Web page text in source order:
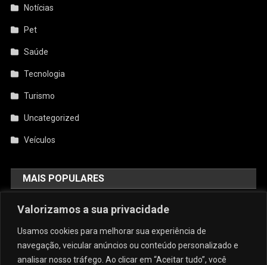
Valorizamos a sua privacidade
Usamos cookies para melhorar sua experiência de
navegação, veicular anúncios ou conteúdo personalizado e
analisar nosso tráfego. Ao clicar em “Aceitar tudo”, você
Notícias
Pet
Saúde
Tecnologia
Turismo
Uncategorized
Veículos
MAIS POPULARES
AquiCupom: O Melhor Site De